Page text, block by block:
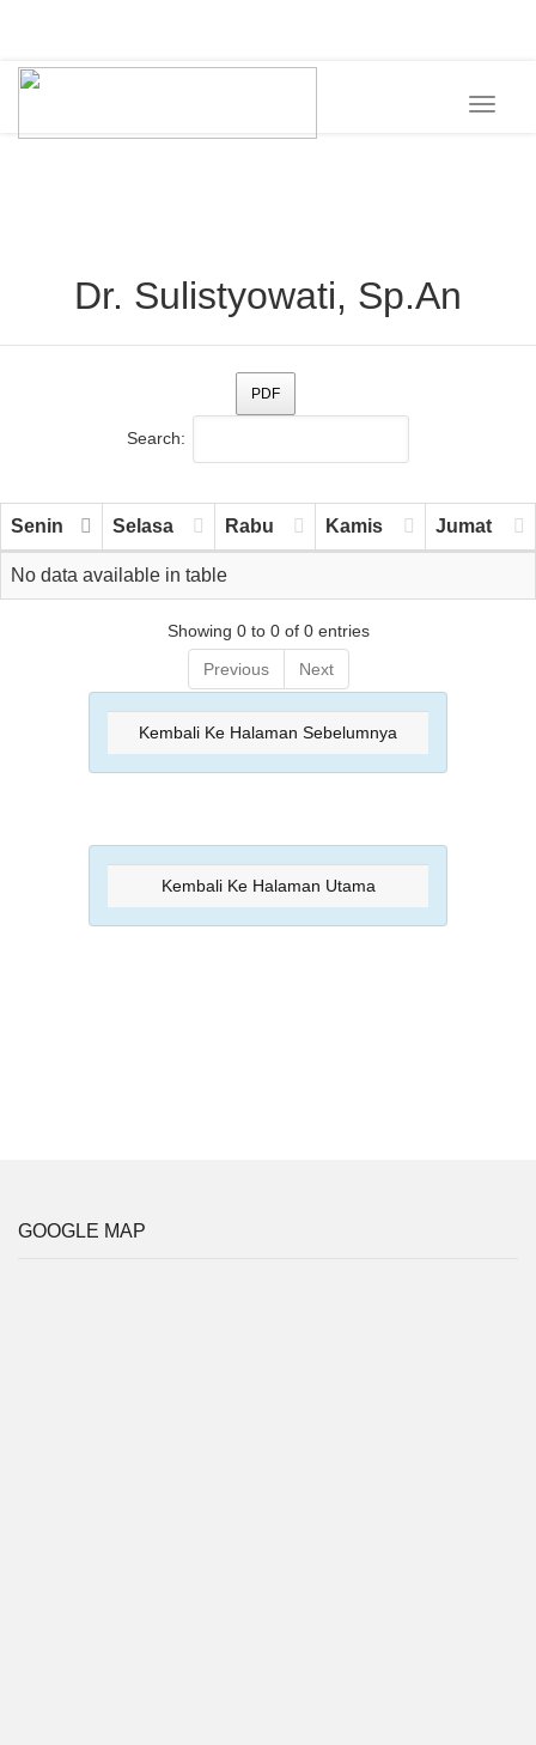
Toggle
Dr. Sulistyowati, Sp.An
PDF
Search:
Senin Selasa Rabu Kamis Jumat
No data available in table
Showing 0 to 0 of 0 entries
Previous
Next
Kembali Ke Halaman Sebelumnya
Kembali Ke Halaman Utama
GOOGLE MAP